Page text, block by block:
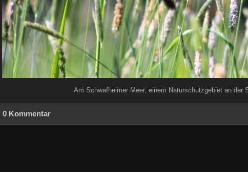
Am Schwafheimer Meer, einem Naturschutzgebiet an der
0 Kommentar